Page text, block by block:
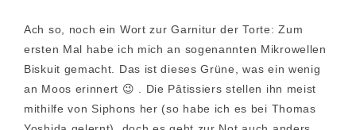
Ach so, noch ein Wort zur Garnitur der Torte: Zum
ersten Mal habe ich mich an sogenannten Mikrowellen
Biskuit gemacht. Das ist dieses Grüne, was ein wenig
an Moos erinnert 😉 . Die Pâtissiers stellen ihn meist
mithilfe von Siphons her (so habe ich es bei Thomas